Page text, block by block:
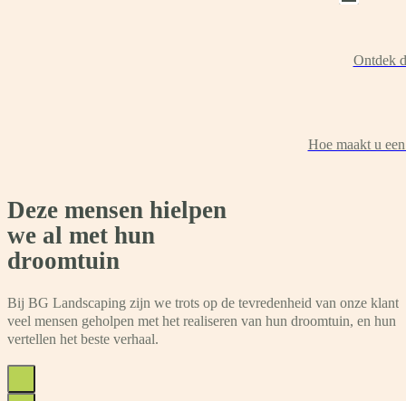
Ontdek
Hoe maakt u
Deze mensen hielpen
we al met hun
droomtuin
Bij BG Landscaping zijn we trots op de tevredenheid van onze
veel mensen geholpen met het realiseren van hun droomtuin, en hun
vertellen het beste verhaal.